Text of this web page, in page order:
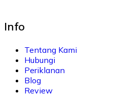
Info
Tentang Kami
Hubungi
Periklanan
Blog
Review